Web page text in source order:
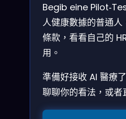
Begib eine
人健康數據的普通
條款，看看自己的
用。
準備好接收 AI 醫療
聊聊你的看法，或者